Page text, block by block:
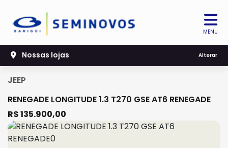
MENU
Nossas lojas Alterar
JEEP
RENEGADE LONGITUDE 1.3 T270 GSE AT6 RENEGADE
R$ 135.900,00